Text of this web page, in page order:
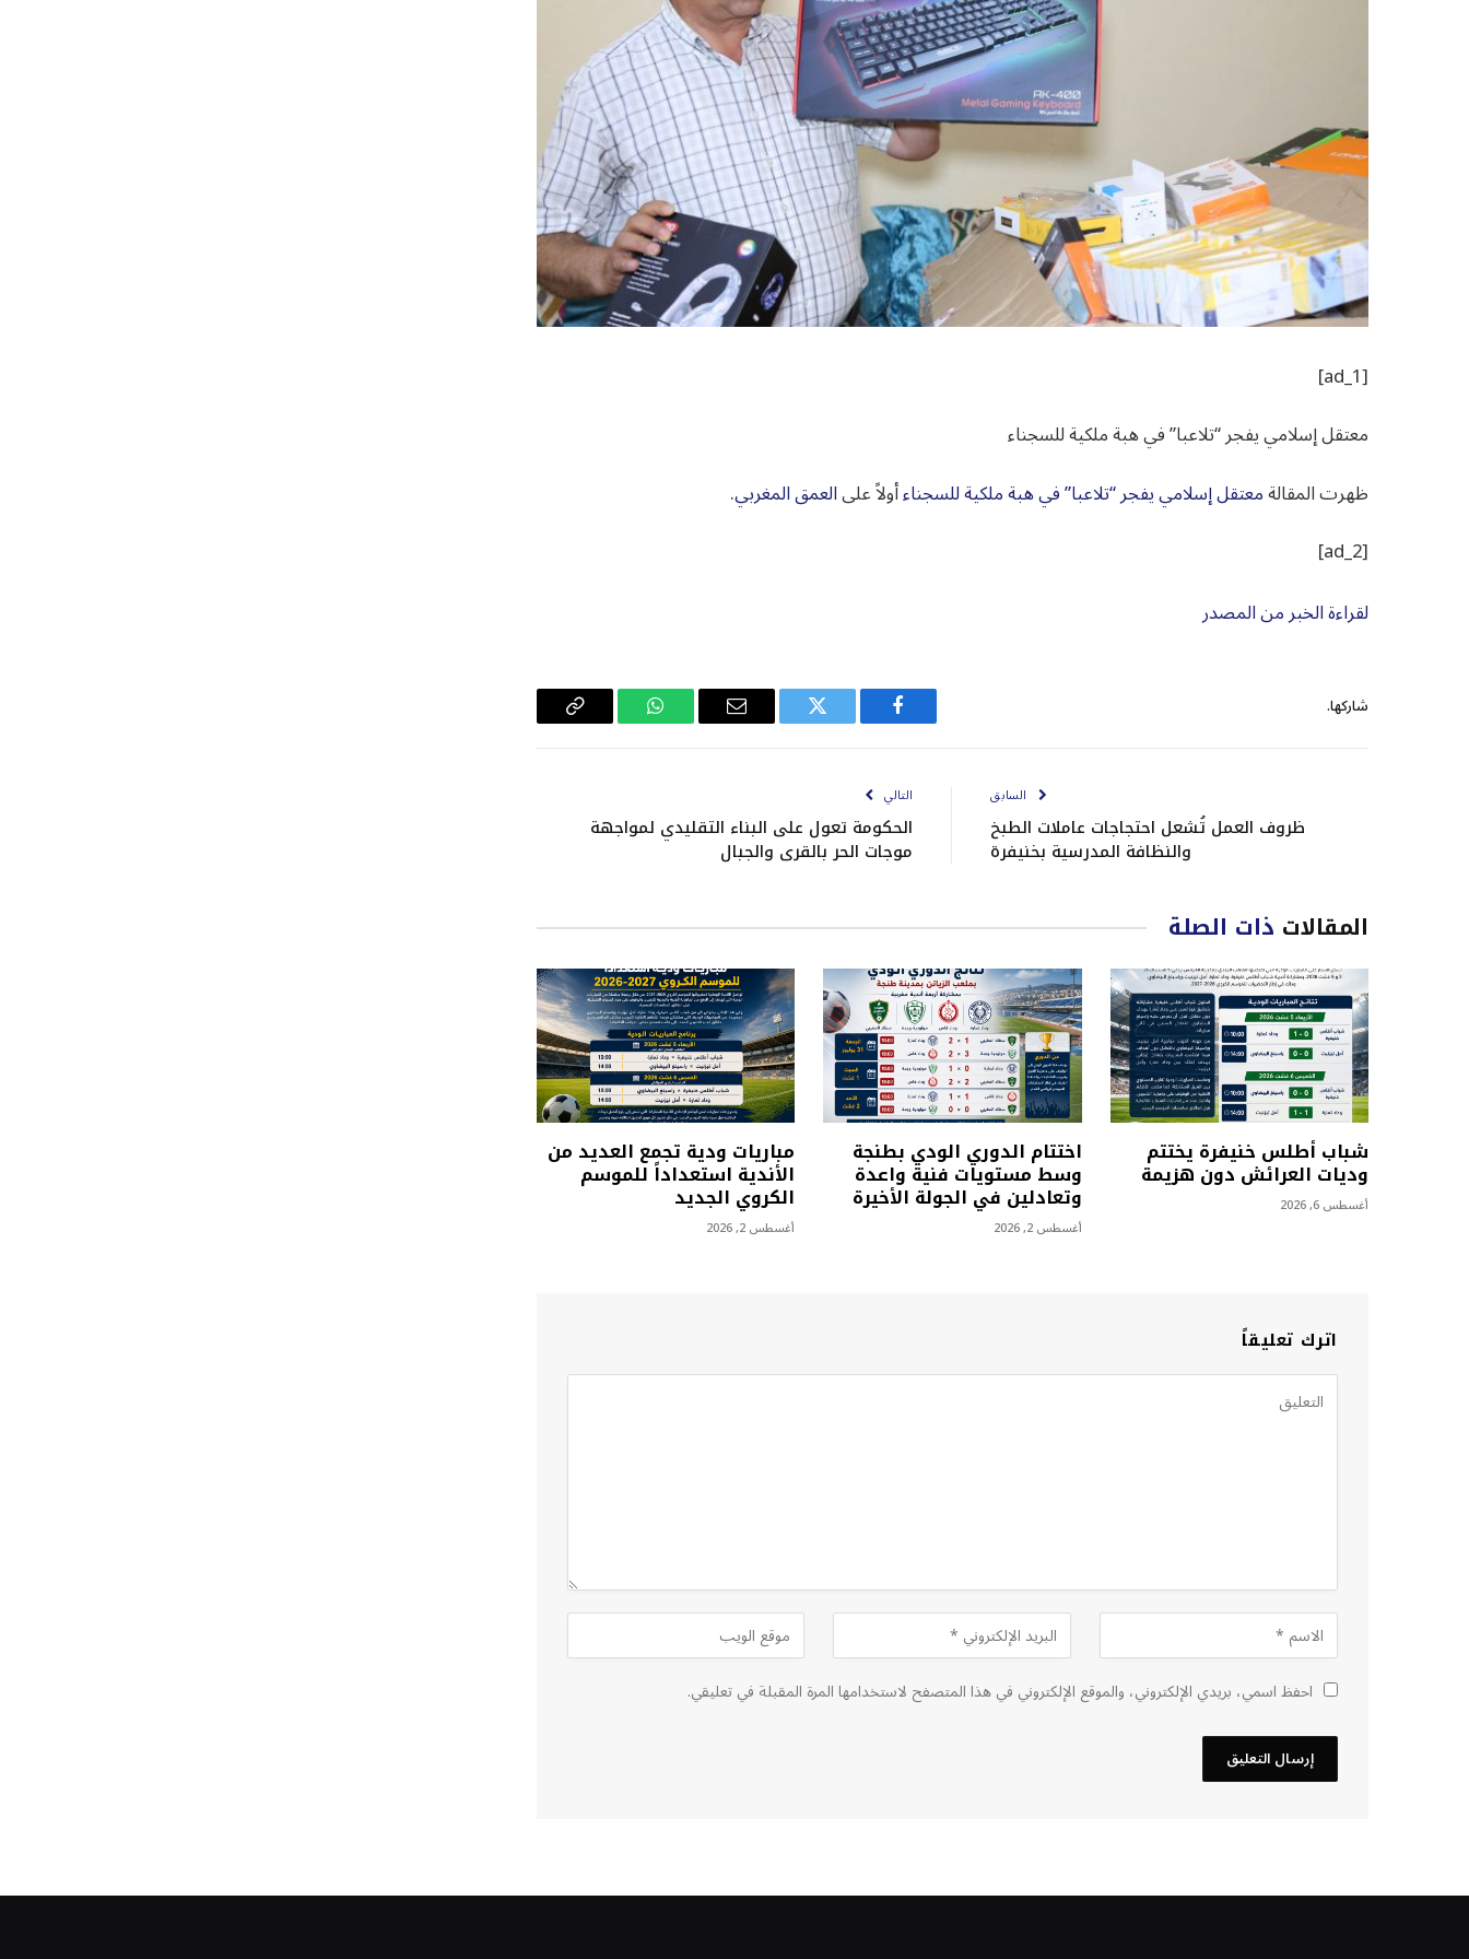
[ad_1]
معتقل إسلامي يفجر “تلاعبا” في هبة ملكية للسجناء
ظهرت المقالةمعتقل إسلامي يفجر “تلاعبا” في هبة ملكية للسجناءأولاً علىالعمق المغربي.
[ad_2]
لقراءة الخبر من المصدر
شاركها.
فيسبوك تويتر
البريد
واتساب
Copy
السابق
ظروف العمل تُشعل احتجاجات عاملات الطبخ
والنظافة المدرسية بخنيفرة
التالي
الحكومة تعول على البناء التقليدي لمواجهة
موجات الحر بالقرى والجبال
المقالات ذات الصلة
شباب أطلس خنيفرة يختتم
وديات العرائش دون هزيمة
أغسطس 6, 2026
اختتام الدوري الودي بطنجة
وسط مستويات فنية واعدة
وتعادلين في الجولة الأخيرة
أغسطس 2, 2026
مباريات ودية تجمع العديد من
الأندية استعداداً للموسم
الكروي الجديد
أغسطس 2, 2026
اترك تعليقاً
احفظ اسمي، بريدي الإلكتروني، والموقع الإلكتروني في هذا المتصفح لاستخدامها المرة المقبلة في تعليقي.